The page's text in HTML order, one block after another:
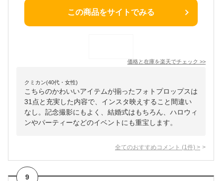
この商品をサイトでみる
価格と在庫を楽天でチェック >>
クミカン(40代・女性)
こちらのかわいいアイテムが揃ったフォトプロップスは
31点と充実した内容で、インスタ映えすること間違い
なし。記念撮影にもよく、結婚式はもちろん、ハロウィ
ンやパーティーなどのイベントにも重宝します。
全てのおすすめコメント (1 件) >
9